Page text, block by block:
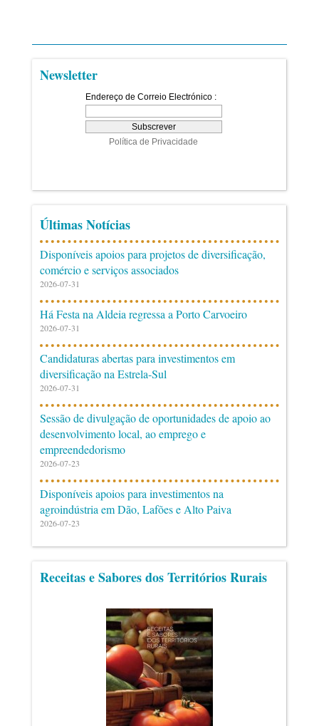
Newsletter
Últimas Notícias
Disponíveis apoios para projetos de diversificação,
comércio e serviços associados
2026-07-31
Há Festa na Aldeia regressa a Porto Carvoeiro
2026-07-31
Candidaturas abertas para investimentos em
diversificação na Estrela-Sul
2026-07-31
Sessão de divulgação de oportunidades de apoio ao
desenvolvimento local, ao emprego e
empreendedorismo
2026-07-23
Disponíveis apoios para investimentos na
agroindústria em Dão, Lafões e Alto Paiva
2026-07-23
Receitas e Sabores dos Territórios Rurais